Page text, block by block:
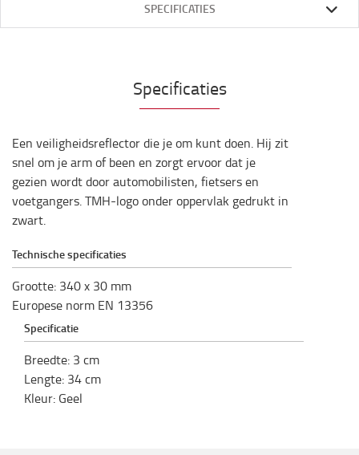
SPECIFICATIES
Specificaties
Een veiligheidsreflector die je om kunt doen. Hij zit
snel om je arm of been en zorgt ervoor dat je
gezien wordt door automobilisten, fietsers en
voetgangers. TMH-logo onder oppervlak gedrukt in
zwart.
Technische specificaties
Grootte: 340 x 30 mm
Europese norm EN 13356
Specificatie
Breedte: 3 cm
Lengte: 34cm
Kleur: Geel